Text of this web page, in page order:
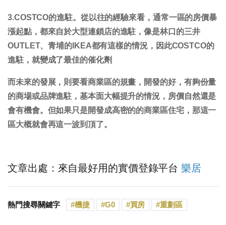
3.COSTCO的進駐。從以往的經驗來看，通常一區的房價暴
漲起點，都來自於大型連鎖店的進駐，像是林口的三井
OUTLET、青埔的IKEA都有這樣的情況，因此COSTCO的
進駐，就變成了最佳的催化劑
而未來的發展，則要看商業區的規畫，開發的好，有夠份量
的商場或品牌進駐，基本面大幅提升的情況，房價自然還是
會有機會。但如果只是開發成高密的的商業區住宅，那這一
區大概就會再這一波到頂了。
文章出處：來自最好用的實價登錄平台樂居
熱門搜尋關鍵字 機捷 G0 買房 重劃區